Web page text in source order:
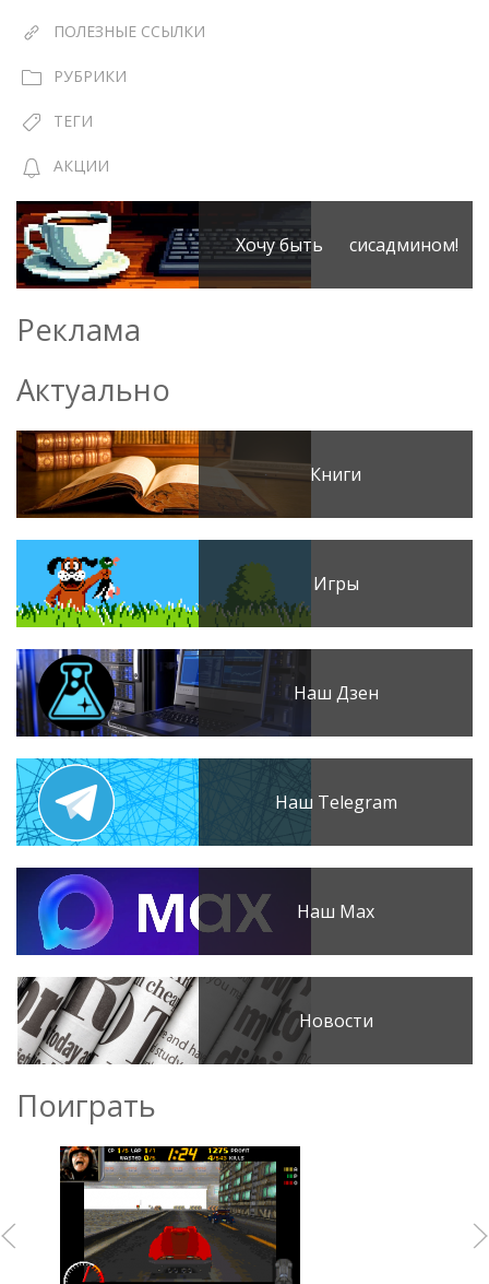
ПОЛЕЗНЫЕ ССЫЛКИ
РУБРИКИ
ТЕГИ
АКЦИИ
Хочу быть сисадмином!
Реклама
Актуально
Книги
Игры
Наш Дзен
Наш Telegram
Наш Max
Новости
Поиграть